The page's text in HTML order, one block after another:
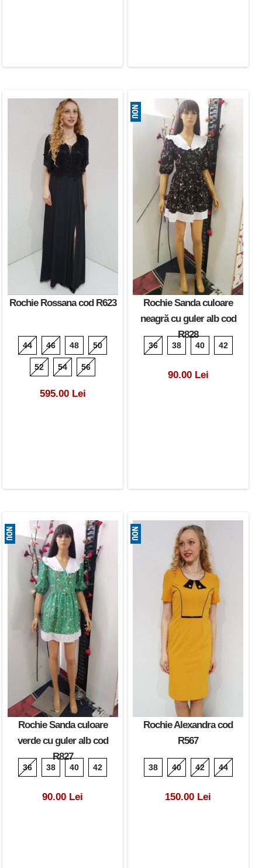
Rochie Rossana cod R623
44 46 48 50
52 54 56
595.00 Lei
Rochie Sanda culoare
neagră cu guler alb cod
R828
36 38 40 42
90.00 Lei
Rochie Sanda culoare
verde cu guler alb cod
R827
36 38 40 42
90.00 Lei
Rochie Alexandra cod
R567
38 40 42 44
150.00 Lei